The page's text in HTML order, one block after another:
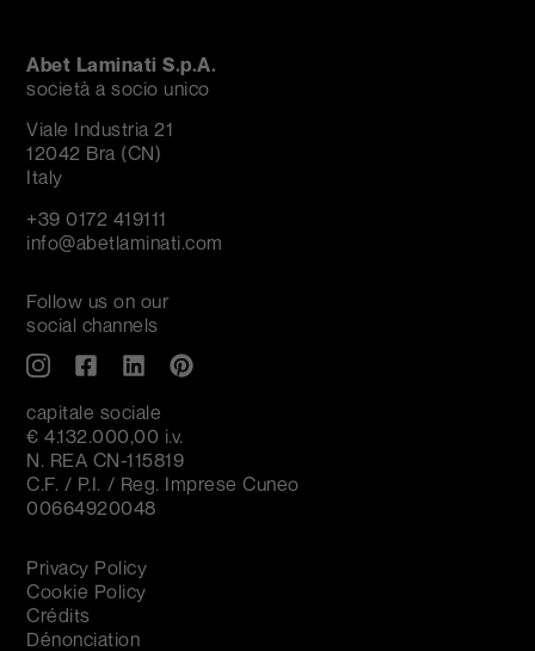
Abet Laminati S.p.A.
società a socio unico
Viale Industria 21
12042 Bra (CN)
Italy
+39 0172 419111
info@abetlaminati.com
Follow us on our
social channels
capitale sociale
€ 4.132.000,00 i.v.
N. REA CN-115819
C.F. / P.I. / Reg. Imprese Cuneo
00664920048
Privacy Policy
Cookie Policy
Crédits
Dénonciation